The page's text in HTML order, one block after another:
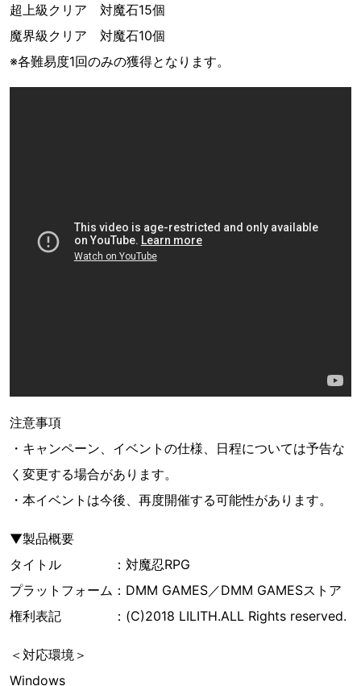
超上級クリア 対魔石15個
魔界級クリア 対魔石10個
※各難易度1回のみの獲得となります。
注意事項
・キャンペーン、イベントの仕様、日程については予告な
く変更する場合があります。
・本イベントは今後、再度開催する可能性があります。
▼製品概要
タイトル ：対魔忍RPG
プラットフォーム：DMM GAMES／DMM GAMESストア
権利表記 ：(C)2018 LILITH.ALL Rights reserved.
＜対応環境＞
Windows